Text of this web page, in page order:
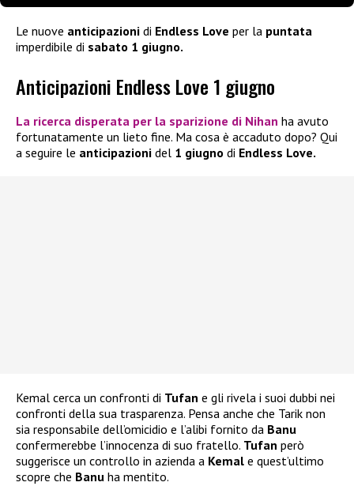
Le nuove anticipazioni di Endless Love per la puntata
imperdibile di sabato 1 giugno.
Anticipazioni Endless Love 1 giugno
La ricerca disperata per la sparizione di Nihan ha avuto
fortunatamente un lieto fine. Ma cosa è accaduto dopo? Qui
a seguire le anticipazioni del 1 giugno di Endless Love.
Kemal cerca un confronti di Tufan e gli rivela i suoi dubbi nei
confronti della sua trasparenza. Pensa anche che Tarik non
sia responsabile dell’omicidio e l’alibi fornito da Banu
confermerebbe l’innocenza di suo fratello. Tufan però
suggerisce un controllo in azienda a Kemal e quest’ultimo
scopre che Banu ha mentito.